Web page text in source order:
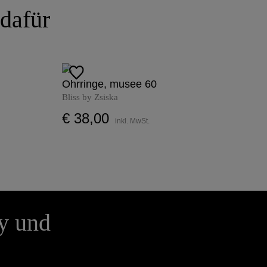
Ohrringe, musee 60
Bliss by Zsiska
€ 38,00 inkl. MwSt.
und